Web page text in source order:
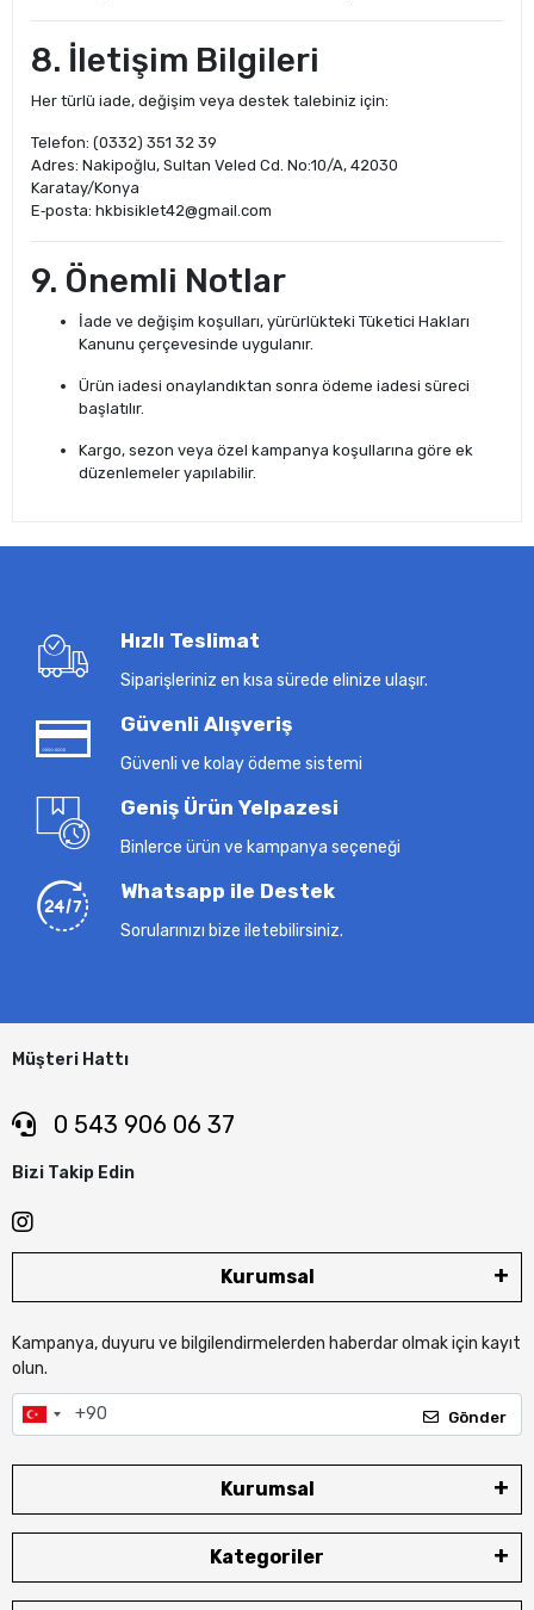
8. İletişim Bilgileri
Her türlü iade, değişim veya destek talebiniz için:
Telefon: (0332) 351 32 39
Adres: Nakipoğlu, Sultan Veled Cd. No:10/A, 42030
Karatay/Konya
E‑posta: hkbisiklet42@gmail.com
9. Önemli Notlar
İade ve değişim koşulları, yürürlükteki Tüketici Hakları
Kanunu çerçevesinde uygulanır.
Ürün iadesi onaylandıktan sonra ödeme iadesi süreci
başlatılır.
Kargo, sezon veya özel kampanya koşullarına göre ek
düzenlemeler yapılabilir.
Hızlı Teslimat
Siparişleriniz en kısa sürede elinize ulaşır.
Güvenli Alışveriş
Güvenli ve kolay ödeme sistemi
Geniş Ürün Yelpazesi
Binlerce ürün ve kampanya seçeneği
Whatsapp ile Destek
Sorularınızı bize iletebilirsiniz.
Müşteri Hattı
0 543 906 06 37
Bizi Takip Edin
Kurumsal
Kampanya, duyuru ve bilgilendirmelerden haberdar olmak için kayıt
olun.
Gönder
Kurumsal
Kategoriler